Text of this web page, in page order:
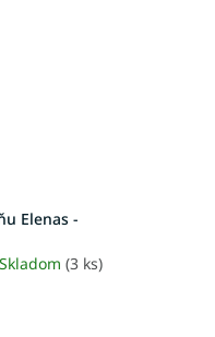
Elenas -
Skladom (3 ks)